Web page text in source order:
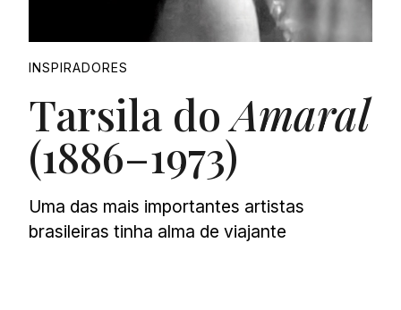
INSPIRADORES
Tarsila doAmaral
(1886–1973)
Uma das mais importantes artistas
brasileiras tinha alma de viajante